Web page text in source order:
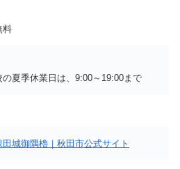
料
夏季休業日は、9:00～19:00まで
城御隅櫓｜秋田市公式サイト